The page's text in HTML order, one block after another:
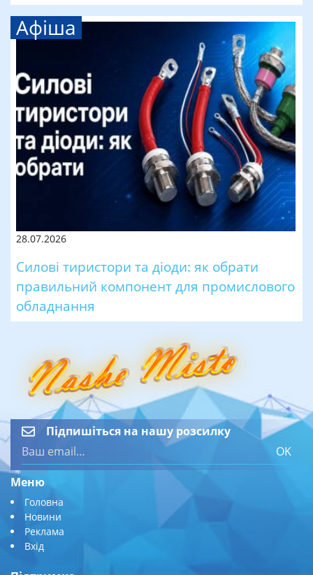
Афіша
28.07.2026
Силові тиристори та діоди: як обрати
правильний компонент для промислового
обладнання
Підпишіться на нашу розсилку
OK
Меню
Головна
Новини
Реклама
Вхід